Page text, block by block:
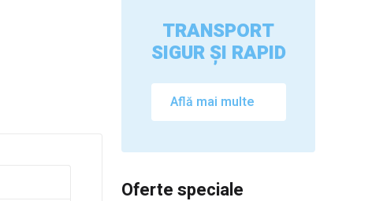
TRANSPORT
SIGUR ȘI RAPID
Află mai multe
Oferte speciale